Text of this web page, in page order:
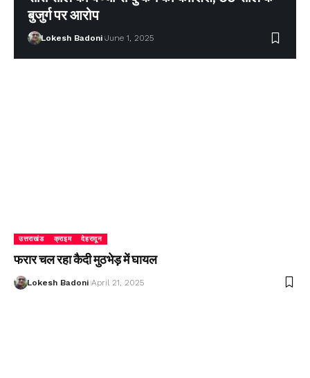
बुजुर्ग पर आरोप
Lokesh Badoni June 1, 2025
उत्तराखंड क्राइम देहरादून
फरार चल रहा कैदी मुठभेड़ में घायल
Lokesh Badoni April 21, 2025